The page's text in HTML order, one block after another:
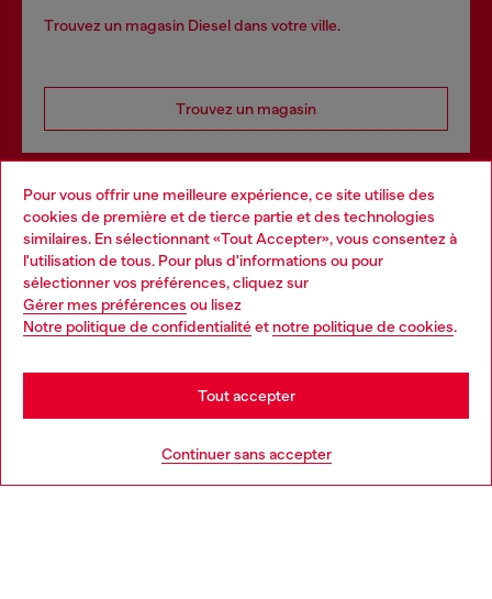
Pour vous offrir une meilleure expérience, ce site utilise des
cookies de première et de tierce partie et des technologies
similaires. En sélectionnant «Tout Accepter», vous consentez à
l'utilisation de tous. Pour plus d'informations ou pour
sélectionner vos préférences, cliquez sur
Gérer mes préférences ou lisez
Notre politique de confidentialitéet notre politique de cookies.
Continuer sans accepter
Tout accepter
Trouvez un magasin Diesel dans votre ville.
Trouvez un magasin
Services omnicanaux
Découvrez tous nos services, en ligne et en magasin.
En savoir plus
Choose your location
You are currently browsing France website, but it seems you
may be based in United States